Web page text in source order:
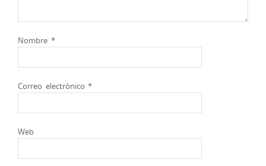
Nombre *
Correo electrónico*
Web